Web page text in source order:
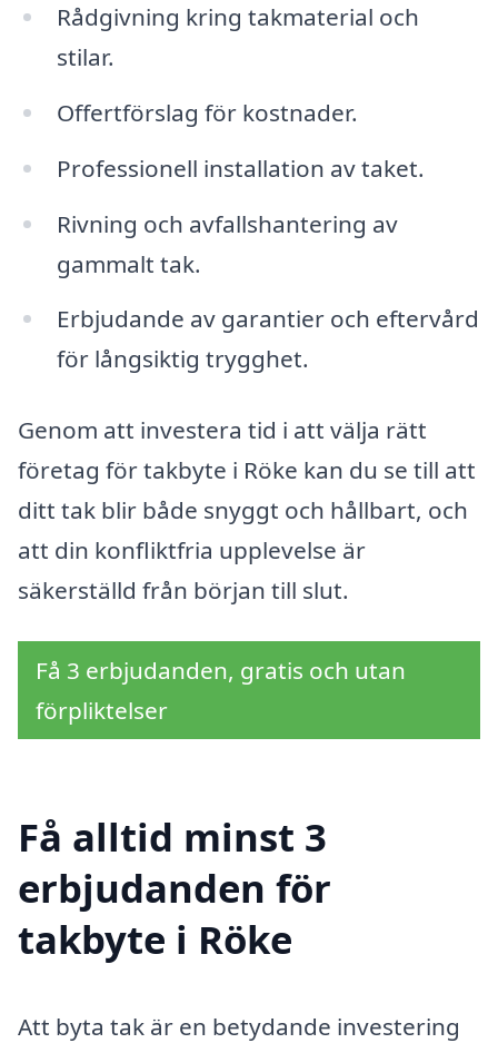
Rådgivning kring takmaterial och
stilar.
Offertförslag för kostnader.
Professionell installation av taket.
Rivning och avfallshantering av
gammalt tak.
Erbjudande av garantier och eftervård
för långsiktig trygghet.
Genom att investera tid i att välja rätt
företag för takbyte i Röke kan du se till att
ditt tak blir både snyggt och hållbart, och
att din konfliktfria upplevelse är
säkerställd från början till slut.
Få 3 erbjudanden, gratis och utan
förpliktelser
Få alltid minst 3
erbjudanden för
takbyte i Röke
Att byta tak är en betydande investering